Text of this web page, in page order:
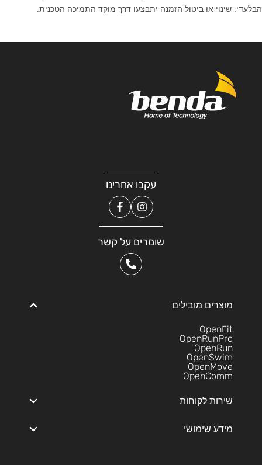
הבלעדי. שינוי או ביטול הזמנה יתבצעו דרך מוקד התמיכה הטכנית.
עקבו אחרינו
שומרים על קשר
מוצרים מובילים
OpenFit
OpenRunPro
OpenRun
OpenSwim
OpenMove
OpenComm
שירות לקוחות
מידע שימושי